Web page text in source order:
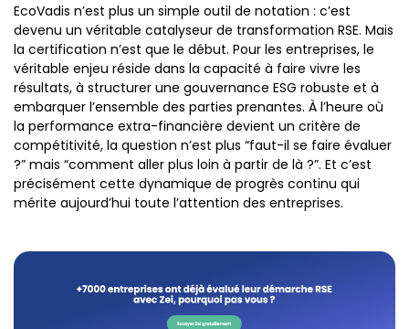
EcoVadis n’est plus un simple outil de notation : c’est
devenu un véritable catalyseur de transformation RSE. Mais
la certification n’est que le début. Pour les entreprises, le
véritable enjeu réside dans la capacité à faire vivre les
résultats, à structurer une gouvernance ESG robuste et à
embarquer l’ensemble des parties prenantes. À l’heure où
la performance extra-financière devient un critère de
compétitivité, la question n’est plus “faut-il se faire évaluer
?” mais “comment aller plus loin à partir de là ?”. Et c’est
précisément cette dynamique de progrès continu qui
mérite aujourd’hui toute l’attention des entreprises.